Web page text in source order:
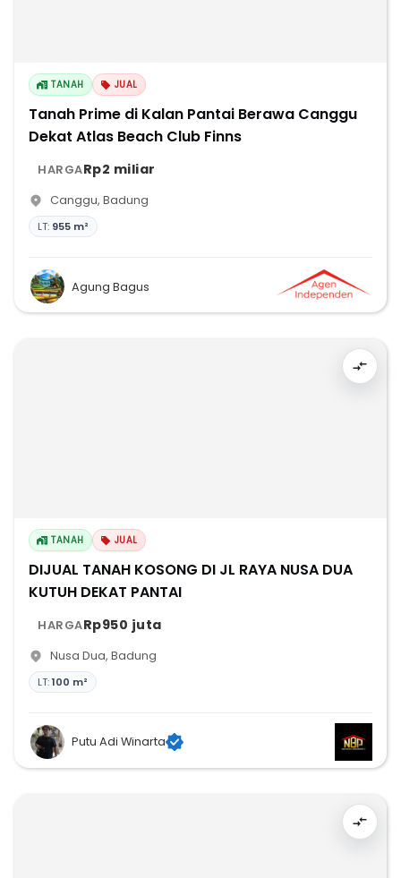
TANAH JUAL
Tanah Prime di Kalan Pantai Berawa Canggu
Dekat Atlas Beach Club Finns
HARGARp2 miliar
Canggu, Badung
LT: 955 m²
Agung Bagus
TANAH JUAL
DIJUAL TANAH KOSONG DI JL RAYA NUSA DUA
KUTUH DEKAT PANTAI
HARGARp950 juta
Nusa Dua, Badung
LT:100 m²
Putu Adi Winarta